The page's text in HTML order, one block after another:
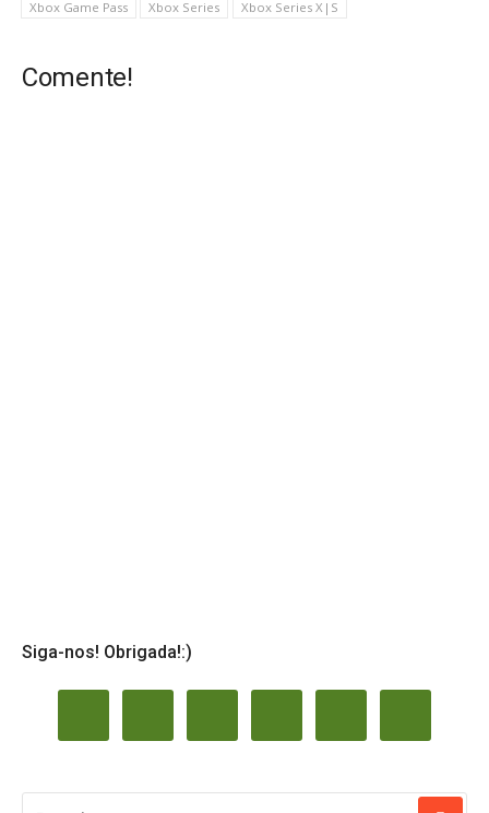
Xbox Game Pass
Xbox Series Xbox Series X|S
Comente!
Siga-nos! Obrigada!:)